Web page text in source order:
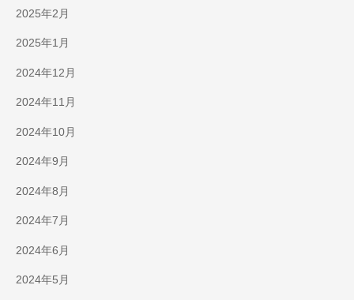
2025年2月
2025年1月
2024年12月
2024年11月
2024年10月
2024年9月
2024年8月
2024年7月
2024年6月
2024年5月